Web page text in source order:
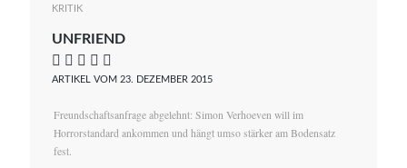
KRITIK
UNFRIEND
    
ARTIKEL VOM 23. DEZEMBER 2015
Freundschaftsanfrage abgelehnt: Simon Verhoeven will im
Horrorstandard ankommen und hängt umso stärker am Bodensatz
fest.